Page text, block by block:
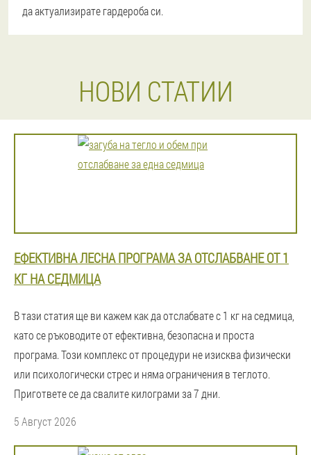
да актуализирате гардероба си.
НОВИ СТАТИИ
ЕФЕКТИВНА ЛЕСНА ПРОГРАМА ЗА ОТСЛАБВАНЕ ОТ 1
КГ НА СЕДМИЦА
В тази статия ще ви кажем как да отслабвате с 1 кг на седмица,
като се ръководите от ефективна, безопасна и проста
програма. Този комплекс от процедури не изисква физически
или психологически стрес и няма ограничения в теглото.
Пригответе се да свалите килограми за 7 дни.
5 Август 2026